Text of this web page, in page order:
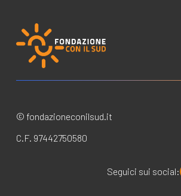
© fondazioneconilsud.it
C.F. 97442750580
Seguici sui social: